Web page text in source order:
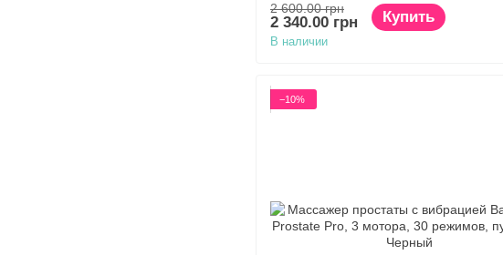
2 600.00 грн
2 340.00 грн Купить
В наличии
−10%